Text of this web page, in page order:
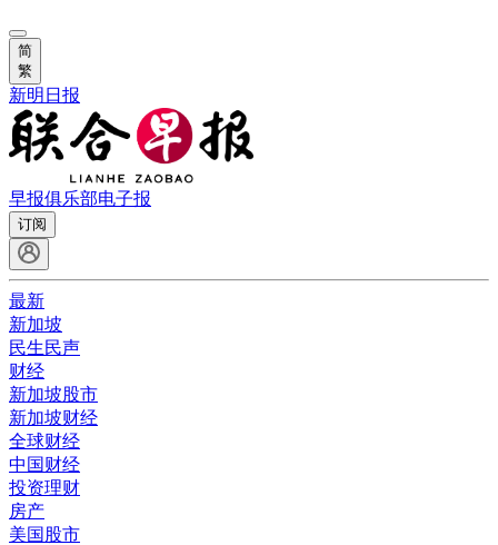
简
繁
新明日报
早报俱乐部电子报
订阅
最新
新加坡
民生民声
财经
新加坡股市
新加坡财经
全球财经
中国财经
投资理财
房产
美国股市